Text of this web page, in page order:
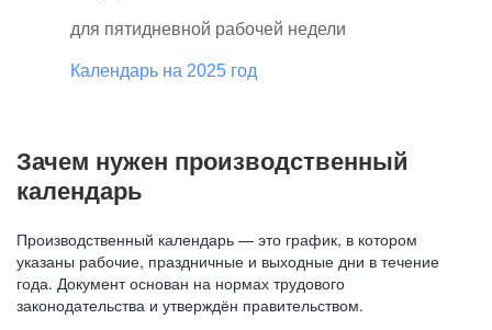
для пятидневной рабочей недели
Календарь на 2025 год
Зачем нужен производственный
календарь
Производственный календарь — это график, в котором
указаны рабочие, праздничные и выходные дни в течение
года. Документ основан на нормах трудового
законодательства и утверждён правительством.